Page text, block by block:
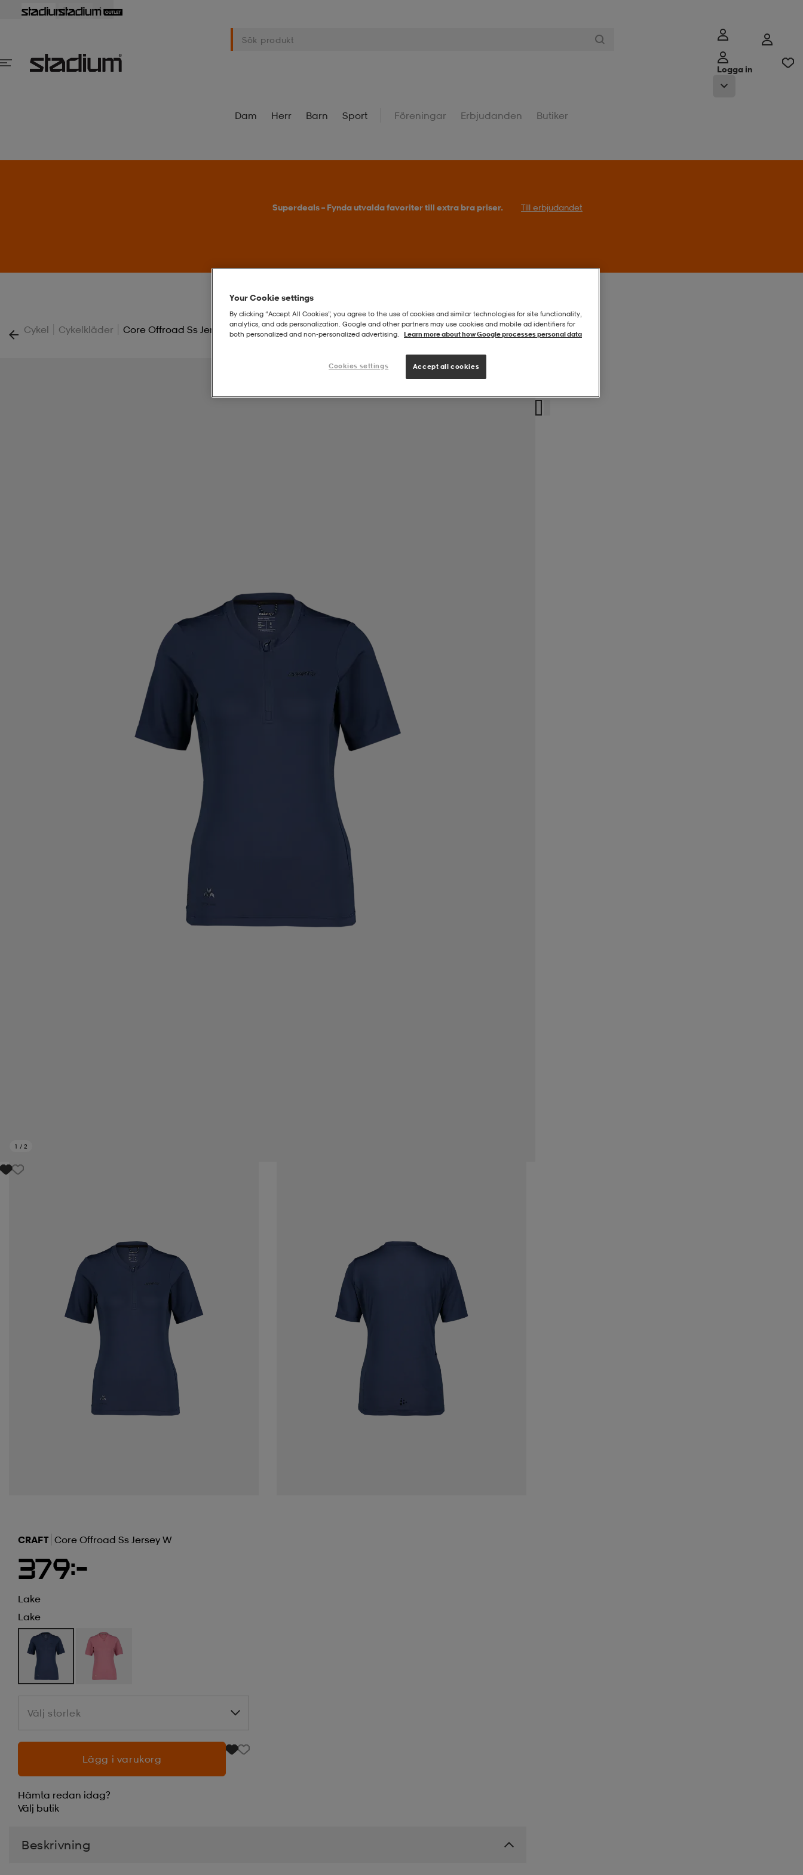
Logga in
Dam Herr Barn Sport Föreningar Erbjudanden Butiker
Superdeals – Fynda utvalda favoriter till extra bra priser. Till erbjudandet
Cykel | Cykelkläder | Core Offroad Ss Jersey W
1 / 2
CRAFT Core Offroad Ss Jersey W
379:-
Lake
Lake
Välj storlek
Välj storlek
Lägg i varukorg
Hämta redan idag?
Välj butik
Beskrivning
Your Cookie settings
By clicking “Accept All Cookies”, you agree to the use of cookies and similar technologies for site functionality,
analytics, and ads personalization. Google and other partners may use cookies and mobile ad identifiers for
both personalized and non‑personalized advertising.
Learn more about how Google processes personal data
Cookies settings Accept all cookies